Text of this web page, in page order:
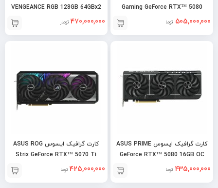
Gaming GeForce RTX™ 5080
505,000,000 تومان
VENGEANCE RGB 128GB 64GBx2
6400MHz DDR5470,000,000 تومان
کارت گرافیک ایسوس ASUS PRIME
GeForce RTX™ 5080 16GB OC
435,000,000 تومان
کارت گرافیک ایسوس ASUS ROG
Strix GeForce RTX™ 5070 Ti
425,000,000 تومان